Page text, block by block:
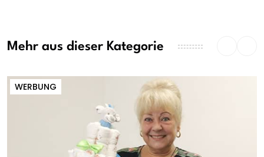
Mehr aus dieser Kategorie
WERBUNG